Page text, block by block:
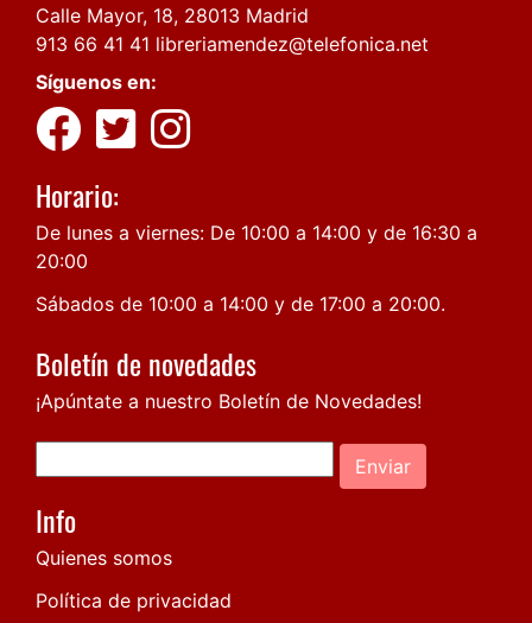
Calle Mayor, 18, 28013 Madrid
913 66 41 41 libreriamendez@telefonica.net
Síguenos en:
Horario:
De lunes a viernes: De 10:00 a 14:00 y de 16:30 a
20:00
Sábados de 10:00 a 14:00 y de 17:00 a 20:00.
Boletín de novedades
¡Apúntate a nuestro Boletín de Novedades!
Enviar
Info
Quienes somos
Política de privacidad